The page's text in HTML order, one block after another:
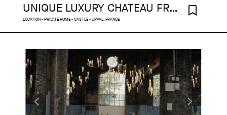
UNIQUE LUXURY CHATEAU FRANCE
LOCATION - PRIVATE HOME - CASTLE - URVAL, FRANCE